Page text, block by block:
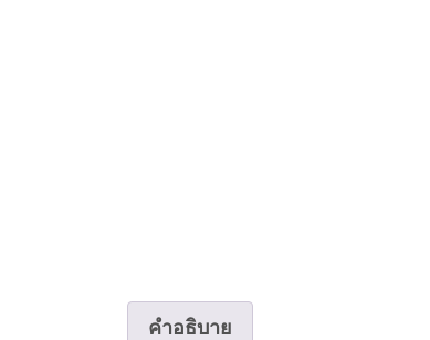
คำอธิบาย